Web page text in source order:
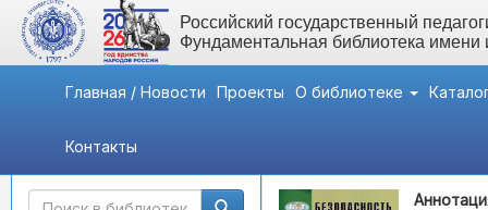
Российский государственный
Фундаментальная библиотека
Главная / Новости Проекты О библиотеке
Контакты
Быстрый доступ